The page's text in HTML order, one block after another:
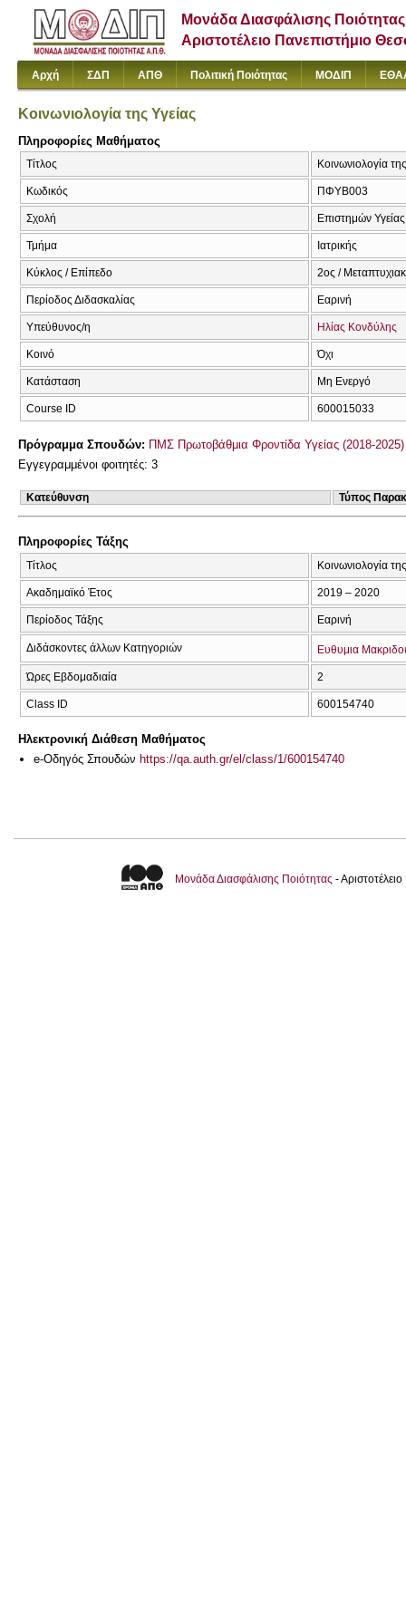
Μονάδα Διασφάλισης Ποιότητας
Αριστοτέλειο Πανεπιστήμιο
Αρχή ΣΔΠ ΑΠΘ Πολιτική Ποιότητας ΜΟΔΙΠ
Κοινωνιολογία της Υγείας
Πληροφορίες Μαθήματος
Τίτλος Κοινωνιολογία
Κωδικός ΠΦΥΒ003
Σχολή Επιστημών Υγείας
Τμήμα Ιατρικής
Κύκλος / Επίπεδο 2ος /
Περίοδος Διδασκαλίας Εαρινή
Υπεύθυνος/η Ηλίας Κονδύλης
Κοινό Όχι
Κατάσταση Μη Ενεργό
Course ID 600015033
Πρόγραμμα Σπουδών: ΠΜΣ Πρωτοβάθμια Φροντίδα Υγείας (2018-2025)
Εγγεγραμμένοι φοιτητές: 3
Κατεύθυνση Τύπος
Πληροφορίες Τάξης
Τίτλος Κοινωνιολογία
Ακαδημαϊκό Έτος 2019 – 2020
Περίοδος Τάξης Εαρινή
Διδάσκοντες άλλων Κατηγοριών Ευθυμια
Ώρες Εβδομαδιαία 2
Class ID 600154740
Ηλεκτρονική Διάθεση Μαθήματος
e-Οδηγός Σπουδών https://qa.auth.gr/el/class/1/600154740
Μονάδα Διασφάλισης Ποιότητας -